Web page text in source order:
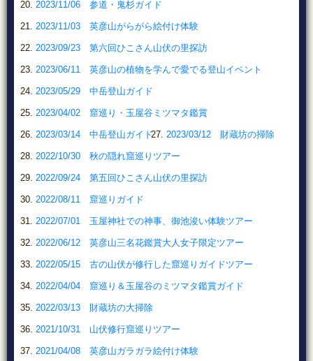
2023/11/06 参道・鬼杉ガイド
2023/11/03 英彦山がらがら絵付け体験
2023/09/23 第六回ひこさん山伏の里探訪
2023/06/11 英彦山の植物を学んで愛でる登山イベント
2023/05/29 中岳登山ガイド
2023/04/02 窟巡り・玉屋谷ミツマタ鑑賞
2023/03/14 中岳登山ガイド 2023/03/12 財蔵坊の掃除
2022/10/30 秋の隠れ窟巡りツアー
2022/09/24 第五回ひこさん山伏の里探訪
2022/08/11 窟巡りガイド
2022/07/01 玉屋神社での神事、御池浚い体験ツアー
2022/06/12 英彦山三名花鑑賞大人女子限定ツアー
2022/05/15 古の山伏が修行した窟巡りガイドツアー
2022/04/04 窟巡り＆玉屋谷のミツマタ鑑賞ガイド
2022/03/13 財蔵坊の大掃除
2021/10/31 山伏修行窟巡りツアー
2021/04/08 英彦山ガラガラ絵付け体験